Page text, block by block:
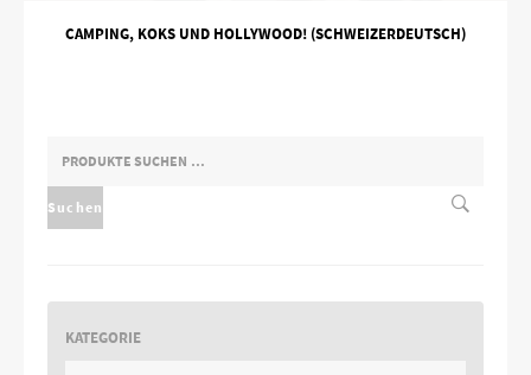
CAMPING, KOKS UND HOLLYWOOD! (SCHWEIZERDEUTSCH)
SUCHEN
NACH:
Suchen
KATEGORIE